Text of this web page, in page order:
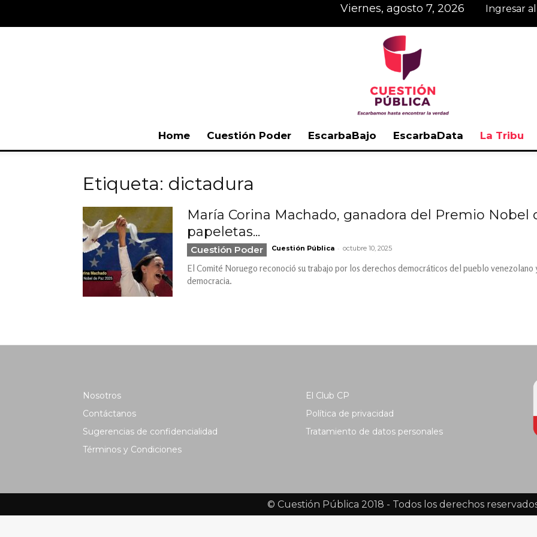
viernes, agosto 7, 2026 Ingresar
Home Cuestión Poder EscarbaBajo EscarbaData La Tribu
Etiqueta: dictadura
María Corina Machado, ganadora del Premio Nobel
papeletas...
Cuestión Poder Cuestión Pública - octubre 10, 2025
El Comité Noruego reconoció su trabajo por los derechos democráticos del pueblo venezolano
democracia.
Nosotros
Contáctanos
Sugerencias de confidencialidad
Términos y Condiciones
El Club CP
Política de privacidad
Tratamiento de datos personales
© Cuestión Pública 2018 - Todos los derechos